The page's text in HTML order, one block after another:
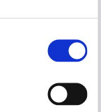
VER TODOS